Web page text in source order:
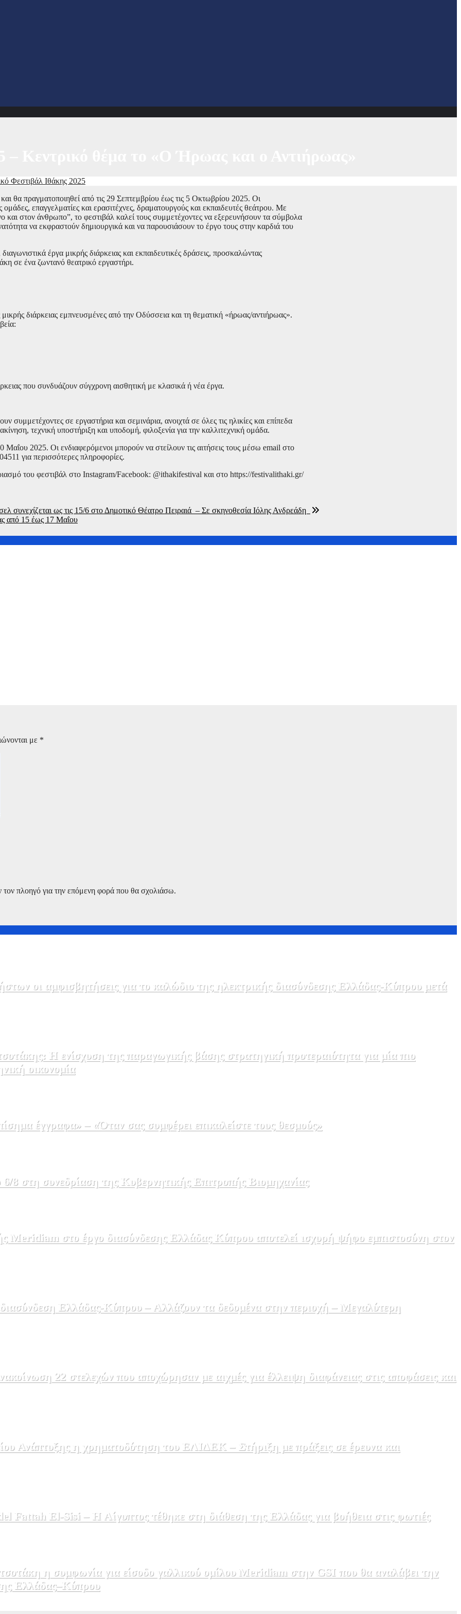
Φεστιβάλ Ιθάκης 2025
θα πραγματοποιηθεί από τις 29 Σεπτεμβρίου έως τις 5 Οκτωβρίου 2025. Οι
επαγγελματίες και ερασιτέχνες, δραματουργούς και εκπαιδευτές θεάτρου. Με
στον άνθρωπο”, το φεστιβάλ καλεί τους συμμετέχοντες να εξερευνήσουν τα σύμβολα
να εκφραστούν δημιουργικά και να παρουσιάσουν το έργο τους στην καρδιά του
έργα μικρής διάρκειας και εκπαιδευτικές δράσεις, προσκαλώντας
σε ένα ζωντανό θεατρικό εργαστήρι.
διάρκειας εμπνευσμένες από την Οδύσσεια και τη θεματική «ήρωας/αντιήρωας».
που συνδυάζουν σύγχρονη αισθητική με κλασικά ή νέα έργα.
συμμετέχοντες σε εργαστήρια και σεμινάρια, ανοιχτά σε όλες τις ηλικίες και επίπεδα
τεχνική υποστήριξη και υποδομή, φιλοξενία για την καλλιτεχνική ομάδα.
2025. Οι ενδιαφερόμενοι μπορούν να στείλουν τις αιτήσεις τους μέσω email στο
για περισσότερες πληροφορίες.
του φεστιβάλ στο Instagram/Facebook: @ithakifestival και στο https://festivalithaki.gr/
συνεχίζεται ως τις 15/6 στο Δημοτικό Θέατρο Πειραιά – Σε σκηνοθεσία Ιόλης Ανδρεάδη
από 15 έως 17 Μαΐου
με *
πλοηγό για την επόμενη φορά που θα σχολιάσω.
οι αμφισβητήσεις για το καλώδιο της ηλεκτρικής διασύνδεσης Ελλάδας-Κύπρου μετά
Η ενίσχυση της παραγωγικής βάσης στρατηγική προτεραιότητα για μία πιο
οικονομία
έγγραφα» – «Όταν σας συμφέρει επικαλείστε τους θεσμούς»
8 στη συνεδρίαση της Κυβερνητικής Επιτροπής Βιομηχανίας
Meridiam στο έργο διασύνδεσης Ελλάδας Κύπρου αποτελεί ισχυρή ψήφο εμπιστοσύνη στον
Ελλάδας-Κύπρου – Αλλάζουν τα δεδομένα στην περιοχή – Μεγαλύτερη
22 στελεχών που αποχώρησαν με αιχμές για έλλειψη διαφάνειας στις αποφάσεις και
Ανάπτυξης η χρηματοδότηση του ΕΛΙΔΕΚ – Στήριξη με πράξεις σε έρευνα και
Fattah El-Sisi – Η Αίγυπτος τέθηκε στη διάθεση της Ελλάδας για βοήθεια στις φωτιές
η συμφωνία για είσοδο γαλλικού ομίλου Meridiam στην GSI που θα αναλάβει την
Ελλάδας–Κύπρου